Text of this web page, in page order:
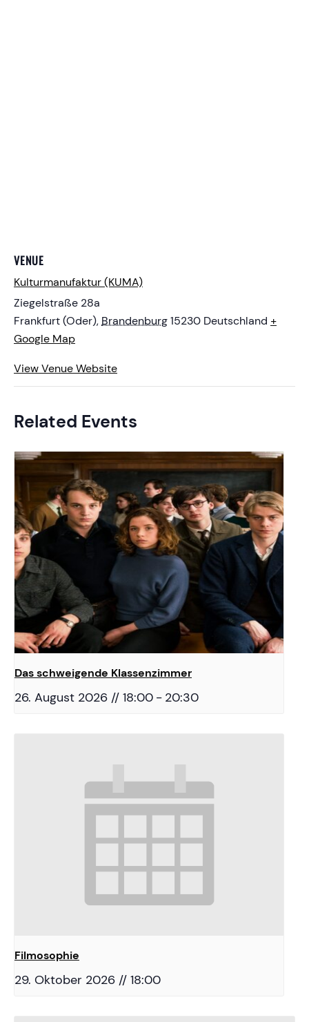
VENUE
Kulturmanufaktur (KUMA)
Ziegelstraße 28a
Frankfurt (Oder), Brandenburg15230 Deutschland +
Google Map
View Venue Website
Related Events
Das schweigende Klassenzimmer
26. August 2026 // 18:00 - 20:30
Filmosophie
29. Oktober 2026 // 18:00